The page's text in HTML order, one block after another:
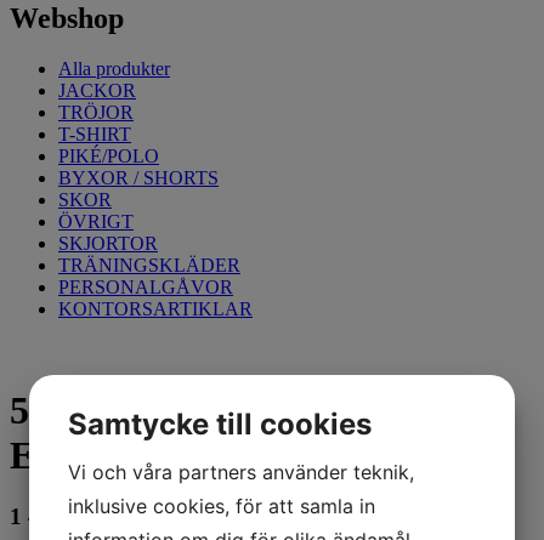
Webshop
Alla produkter
JACKOR
TRÖJOR
T-SHIRT
PIKÉ/POLO
BYXOR / SHORTS
SKOR
ÖVRIGT
SKJORTOR
TRÄNINGSKLÄDER
PERSONALGÅVOR
KONTORSARTIKLAR
5524 MIDJEBYXA
EXTREME,Svart,D100
1 499 kr
Samtycke till cookies
Vi och våra partners använder teknik,
inklusive cookies, för att samla in